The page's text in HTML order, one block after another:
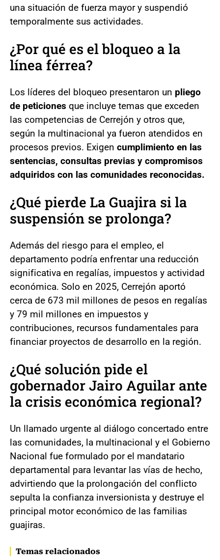
una situación de fuerza mayor y suspendió
temporalmente sus actividades.
¿Por qué es el bloqueo a la
línea férrea?
Los líderes del bloqueo presentaron un pliego
de peticiones que incluye temas que exceden
las competencias de Cerrejón y otros que,
según la multinacional ya fueron atendidos en
procesos previos. Exigen cumplimiento en las
sentencias, consultas previas y compromisos
adquiridos con las comunidades reconocidas.
¿Qué pierde La Guajira si la
suspensión se prolonga?
Además del riesgo para el empleo, el
departamento podría enfrentar una reducción
significativa en regalías, impuestos y actividad
económica. Solo en 2025, Cerrejón aportó
cerca de 673 mil millones de pesos en regalías
y 79 mil millones en impuestos y
contribuciones, recursos fundamentales para
financiar proyectos de desarrollo en la región.
¿Qué solución pide el
gobernador Jairo Aguilar ante
la crisis económica regional?
Un llamado urgente al diálogo concertado entre
las comunidades, la multinacional y el Gobierno
Nacional fue formulado por el mandatario
departamental para levantar las vías de hecho,
advirtiendo que la prolongación del conflicto
sepulta la confianza inversionista y destruye el
principal motor económico de las familias
guajiras.
Temas relacionados